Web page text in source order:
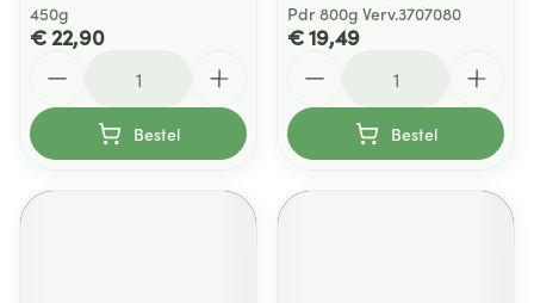
450g
€ 22,90
Bestel
Pdr 800g Verv.3707080
€ 19,49
Bestel